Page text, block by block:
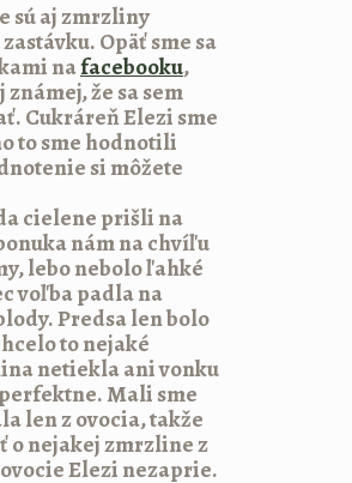
sú aj zmrzliny
Opäť sme sa
nafacebooku,
že sa sem
Cukráreň Elezi sme
to sme hodnotili
si môžete
cielene prišli na
nám na chvíľu
lebo nebolo ľahké
voľba padla na
Predsa len bolo
to nejaké
netiekla ani vonku
Mali sme
len z ovocia, takže
o nejakej zmrzline z
Elezi nezaprie.